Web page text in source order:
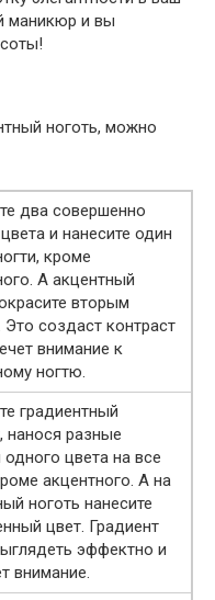
маникюр и вы
ноготь, можно
два совершенно
и нанесите один
кроме
А акцентный
вторым
Это создаст контраст
внимание к
ногтю.
градиентный
нанося разные
одного цвета на все
акцентного. А на
ноготь нанесите
цвет. Градиент
эффектно и
внимание.